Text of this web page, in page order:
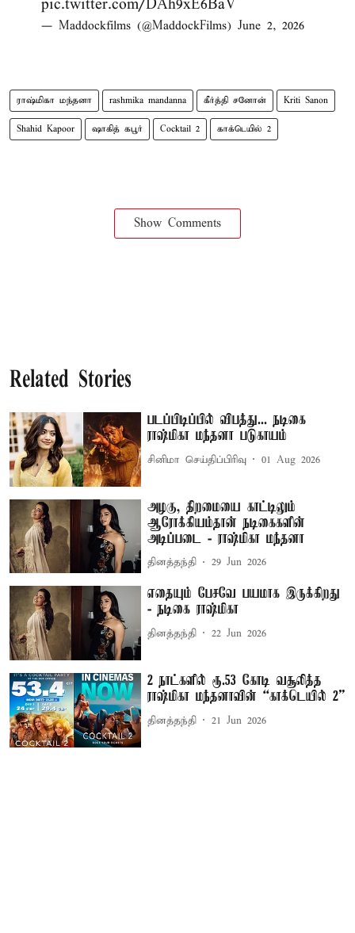
pic.twitter.com/DAh9xE6BaV
— Maddockfilms (@MaddockFilms) June 2, 2026
ராஷ்மிகா மந்தனா rashmika mandanna கீர்த்தி சனோன் Kriti Sanon
Shahid Kapoor ஷாகித் கபூர் Cocktail 2 காக்டெயில் 2
Show Comments
Related Stories
படப்பிடிப்பில் விபத்து... நடிகை
ராஷ்மிகா மந்தனா படுகாயம்
சினிமா செய்திப்பிரிவு 01 Aug 2026
அழகு, திறமையை காட்டிலும்
ஆரோக்கியம்தான் நடிகைகளின்
அடிப்படை - ராஷ்மிகா மந்தனா
தினத்தந்தி 29 Jun 2026
எதையும் பேசவே பயமாக இருக்கிறது
- நடிகை ராஷ்மிகா
தினத்தந்தி 22 Jun 2026
2 நாட்களில் ரூ.53 கோடி வசூலித்த
ராஷ்மிகா மந்தனாவின் “காக்டெயில் 2”
தினத்தந்தி 21 Jun 2026